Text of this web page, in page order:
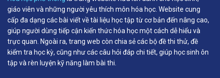
giáo viên và những người yêu thích môn hóa học. Website cung
cấp đa dạng các bài viết về tài liệu học tập từ cơ bản đến nâng cao,
giúp người dùng tiếp cận kiến thức hóa học một cách dễ hiểu và
trực quan. Ngoài ra, trang web còn chia sẻ các bộ đề thi thử, đề
kiểm tra học kỳ, cũng như các câu hỏi đáp chi tiết, giúp học sinh ôn
tập và rèn luyện kỹ năng làm bài thi.